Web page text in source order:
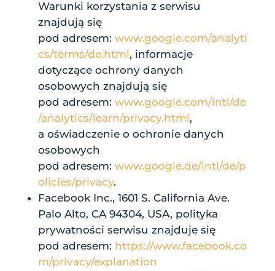
Warunki korzystania z serwisu
znajdują się
pod adresem: www.google.com/analyti
cs/terms/de.html, informacje
dotyczące ochrony danych
osobowych znajdują się
pod adresem: www.google.com/intl/de
/analytics/learn/privacy.html,
a oświadczenie o ochronie danych
osobowych
pod adresem: www.google.de/intl/de/p
olicies/privacy.
Facebook Inc., 1601 S. California Ave.
Palo Alto, CA 94304, USA, polityka
prywatności serwisu znajduje się
pod adresem: https://www.facebook.co
m/privacy/explanation